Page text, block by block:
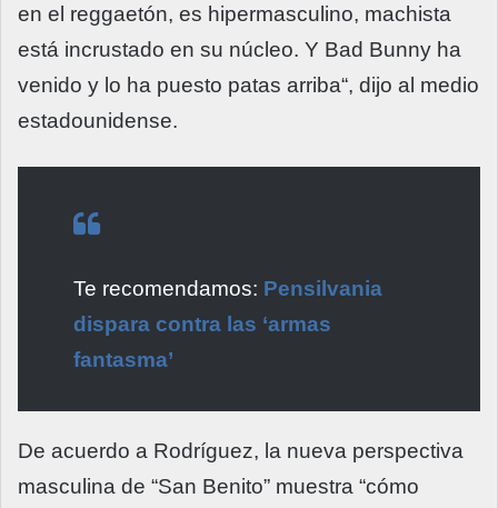
en el reggaetón, es hipermasculino, machista
está incrustado en su núcleo. Y Bad Bunny ha
venido y lo ha puesto patas arriba“, dijo al medio
estadounidense.
Te recomendamos: Pensilvania
dispara contra las ‘armas
fantasma’
De acuerdo a Rodríguez, la nueva perspectiva
masculina de “San Benito” muestra “cómo